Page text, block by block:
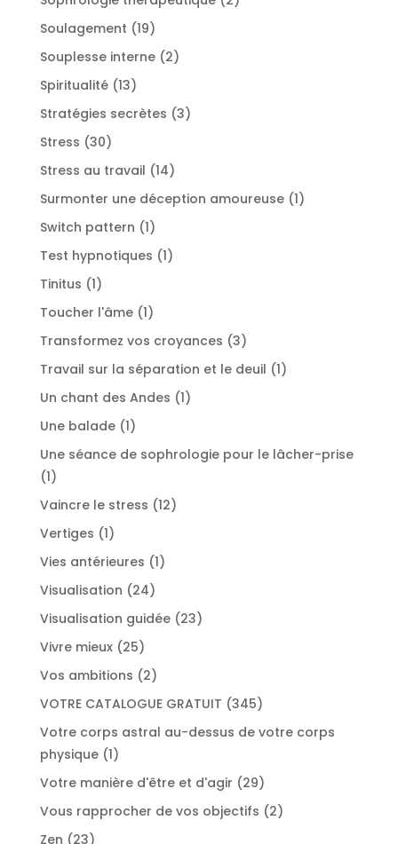
Soulagement 1919
produits
Souplesse interne 22
Spiritualité 1313
produits
Stratégies secrètes 33
Stress 3030
produits
Stress au travail 1414
produits
Surmonter une déception amoureuse 11
Switch pattern 11
produit
Test hypnotiques 11
Tinitus 11
produit
Toucher l'âme 11
Transformez vos croyances 33
produits
Travail sur la séparation et le deuil 11
Un chant des Andes 11
Une balade 11
produit
Une séance de sophrologie pour le lâcher-prise
11
produit
Vaincre le stress 1212
Vertiges 11
produit
Vies antérieures 11
Visualisation 2424
produits
Visualisation guidée 2323
Vivre mieux 2525
produits
Vos ambitions 22
produits
VOTRE CATALOGUE GRATUIT 345345
produits
Votre corps astral au-dessus de votre corps
physique 11
produit
Votre manière d'être et d'agir 2929
produits
Vous rapprocher de vos objectifs 22
Zen 2323